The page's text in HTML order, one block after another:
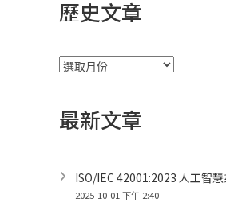
歷史文章
彙
最新文章
ISO/IEC 42001:2023 人工智
2025-10-01 下午 2:40